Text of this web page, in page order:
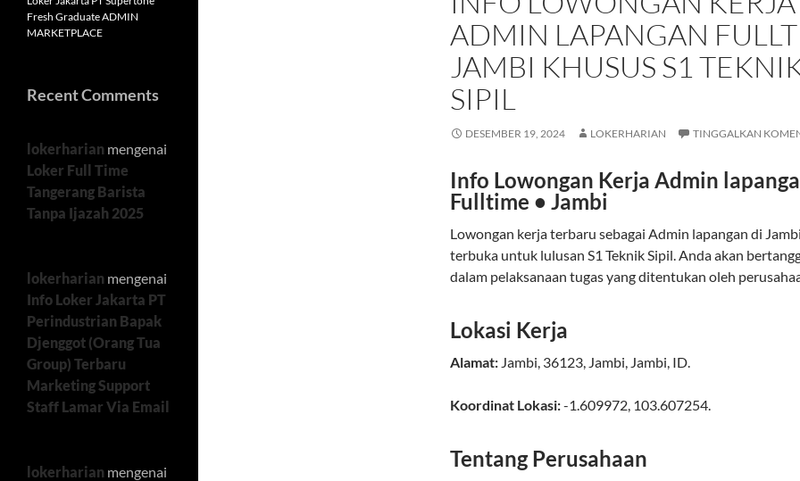
ADMIN LAPANGAN
JAMBI KHUSUS S1
SIPIL
DESEMBER 19, 2024 LOKERHARIAN TINGGALKAN
Info Lowongan Kerja Admin
Fulltime • Jambi
Lowongan kerja terbaru sebagai Admin lapangan di
terbuka untuk lulusan S1 Teknik Sipil. Anda akan
dalam pelaksanaan tugas yang ditentukan oleh
Lokasi Kerja
Alamat: Jambi, 36123, Jambi, Jambi, ID.
Koordinat Lokasi:-1.609972, 103.607254.
Tentang Perusahaan
Fresh Graduate ADMIN
MARKETPLACE
Recent Comments
lokerharian mengenai
Loker Full Time
Tangerang Barista
Tanpa Ijazah 2025
lokerharian mengenai
Info Loker Jakarta PT
Perindustrian Bapak
Djenggot (Orang Tua
Group) Terbaru
Marketing Support
Staff Lamar Via Email
lokerharian mengenai